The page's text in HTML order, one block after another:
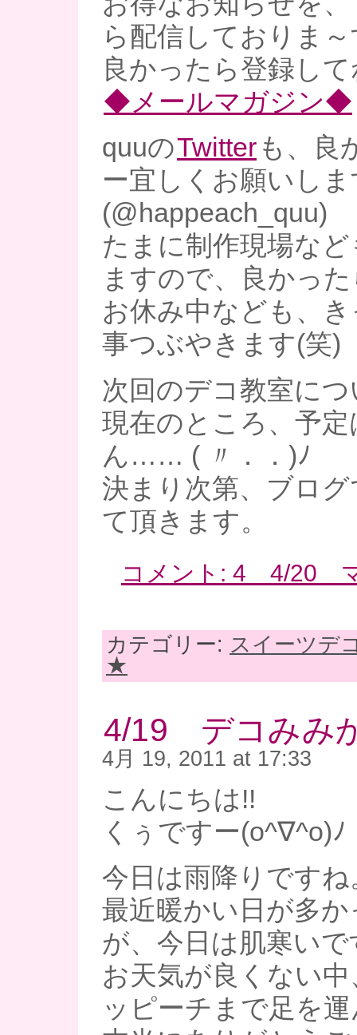
ら配信しておりま～
良かったら登録して
◆メールマガジン◆
quuのTwitter も、良
ー宜しくお願いし
(@happeach_quu)
たまに制作現場な
ますので、良かっ
お休み中なども、
事つぶやきます(笑)
次回のデコ教室に
現在のところ、予
ん…… ( 〃．．)ﾉ
決まり次第、ブロ
て頂きます。
コメント: 4 4/20
カテゴリー: スイーツデ
★
4/19 デコみみ
4月 19, 2011 at 17:33
こんにちは!!
くぅですー(o^∇^o)ﾉ
今日は雨降りですね
最近暖かい日が多
が、今日は肌寒いで
お天気が良くない
ッピーチまで足を